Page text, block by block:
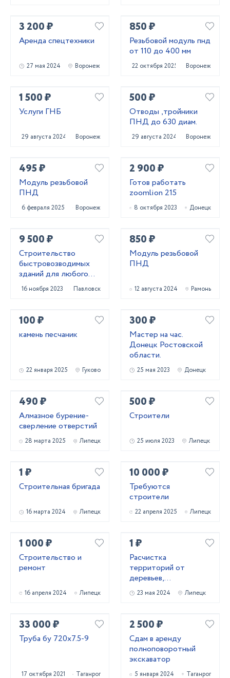
3 200 ₽
Аренда спецтехники
27 мая 2024 Воронеж
850 ₽
Резьбовой модуль пнд
от 110 до 400 мм
22 октября 2025 Воронеж
1 500 ₽
Услуги ГНБ
29 августа 2024 Воронеж
500 ₽
Отводы ,тройники
ПНД до 630 диам.
29 августа 2024 Воронеж
495 ₽
Модуль резьбовой
ПНД
6 февраля 2025 Воронеж
2 900 ₽
Готов работать
zoomlion 215
8 октября 2023 Донецк
9 500 ₽
Строительство
быстровозводимых
зданий для любого
бизнеса
16 ноября 2023 Павловск
850 ₽
Модуль резьбовой
ПНД
12 августа 2024 Рамонь
100 ₽
камень песчаник
22 января 2025 Гуково
300 ₽
Мастер на час.
Донецк Ростовской
области.
25 мая 2023 Донецк
490 ₽
Алмазное бурение-
сверление отверстий
28 марта 2025 Липецк
500 ₽
Строители
25 июля 2023 Липецк
1 ₽
Строительная бригада
16 марта 2024 Липецк
10 000 ₽
Требуются
строители
22 апреля 2025 Липецк
1 000 ₽
Строительство и
ремонт
16 апреля 2024 Липецк
1 ₽
Расчистка
территорий от
деревьев,
кустарников и корней
23 мая 2024 Липецк
33 000 ₽
Труба бу 720x7.5-9
17 октября 2021 Таганрог
2 500 ₽
Сдам в аренду
полноповоротный
экскаватор
5 января 2024 Таганрог